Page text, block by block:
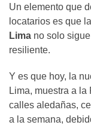
Un elemento que
locatarios es que
Lima no solo
resiliente.
Y es que hoy, la
Lima, muestra a
calles aledañas,
a la semana,